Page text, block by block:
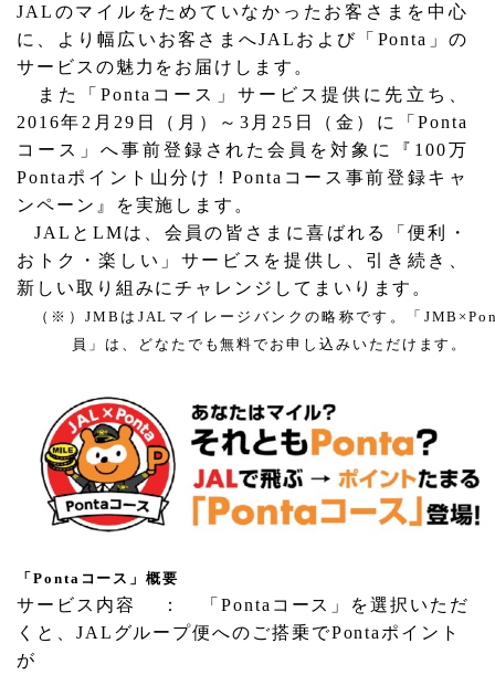
JAL のマイルをためていなかったお客さまを中心
に、より幅広いお客さまへJAL および「 Ponta 」の
サービスの魅力をお届けします。
また「Ponta コース」サービス提供に先立ち、
2016年 2 月 29 日（月）～ 3 月 25 日（金）に「Ponta
コース」へ事前登録された会員を対象に『 100万
Ponta ポイント山分け！Ponta コース事前登録キャ
ンペーン 』を実施します。
JAL と LMは、会員の皆さまに喜ばれる「便利・
おトク・楽しい」サービスを提供し、引き続き、
新しい取り組みにチャレンジしてまいります。
（※） JMB は JAL マイレージバンクの略称です。「 JMB ×
員」は、どなたでも無料でお申し込みいただけます。
「 Ponta コース」概要
サービス内容 ： 「 Ponta コース」を選択いただ
くと、 JAL グループ便へのご搭乗でPonta ポイント
が